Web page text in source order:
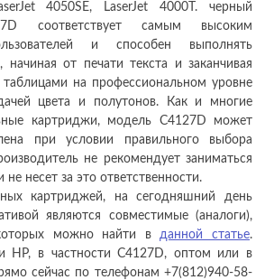
4050SE, LaserJet 4000T. черный
соответствует самым высоким
и способен выполнять
начиная от печати текста и заканчивая
на профессиональном уровне
цвета и полутонов. Как и многие
картриджи, модель C4127D может
при условии правильного выбора
не рекомендует заниматься
несет за это ответственности.
картриджей, на сегодняшний день
являются совместимые (аналоги),
можно найти вданной статье.
HP, в частности C4127D, оптом или в
сейчас по телефонам +7(812)940-58-